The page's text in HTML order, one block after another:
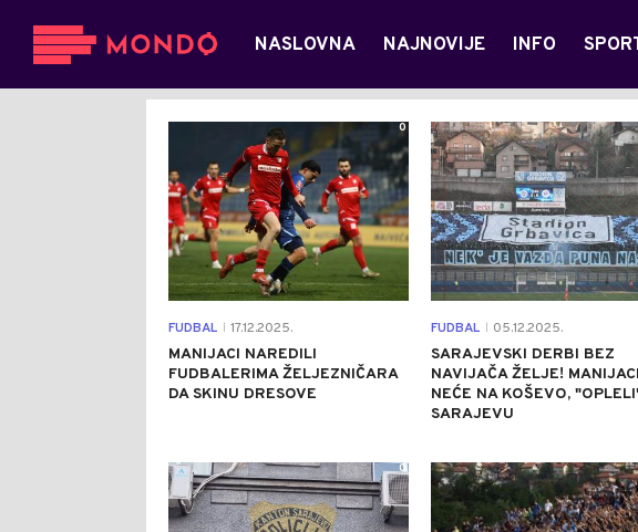
NASLOVNA NAJNOVIJE INFO
FUDBAL 17.12.2025.
MANIJACI NAREDILI
FUDBALERIMA ŽELJEZNIČARA
DA SKINU DRESOVE
0
FUDBAL 05.12.2025.
SARAJEVSKI DERBI BEZ
NAVIJAČA ŽELJE! MANIJACI
NEĆE NA KOŠEVO,
SARAJEVU
0